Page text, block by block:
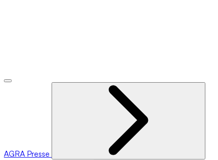
AGRA Presse